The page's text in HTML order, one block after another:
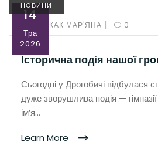
14
Тра
2026
НОВИНИ
BY:РОЖАК МАР'ЯНА | 0
Історична подія нашої
Сьогодні у Дрогобичі відбулася
дуже зворушлива подія —
ім’я…
Learn More